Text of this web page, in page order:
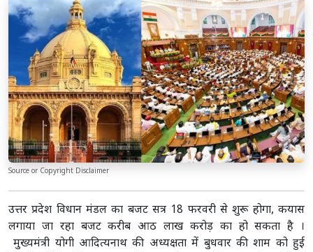
Source or Copyright Disclaimer
उत्तर प्रदेश विधान मंडल का बजट सत्र 18 फरवरी से शुरू होगा, कयास
लगाया जा रहा बजट करीब आठ लाख करोड़ का हो सकता है ।
मुख्यमंत्री योगी आदित्यनाथ की अध्यक्षता में बुधवार की शाम को हुई